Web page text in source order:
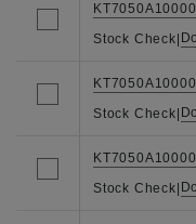
Stock Check|
Stock Check|
Stock Check|